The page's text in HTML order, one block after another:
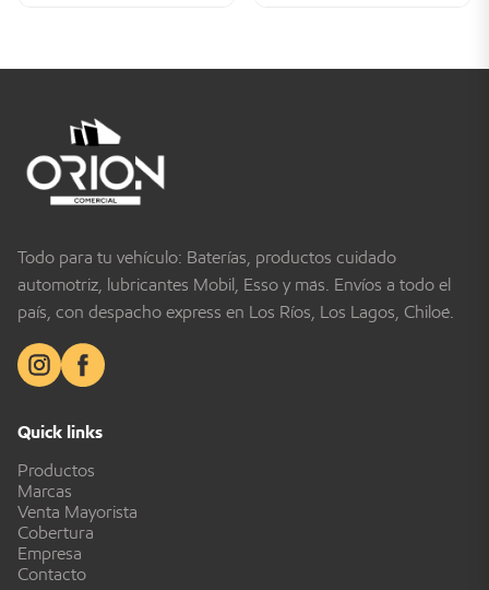
Todo para tu vehículo: Baterías, productos cuidado
automotriz, lubricantes Mobil, Esso y más. Envíos a todo el
país, con despacho express en Los Ríos, Los Lagos, Chiloé.
Quick links
Productos
Marcas
Venta Mayorista
Cobertura
Empresa
Contacto